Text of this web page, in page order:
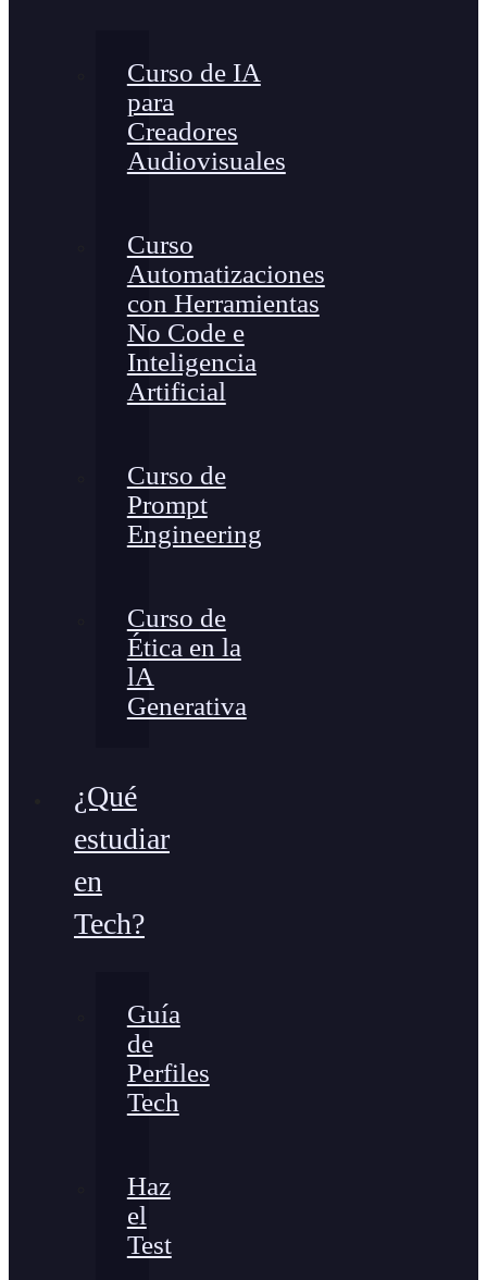
Curso de IA
para
Creadores
Audiovisuales
Curso
Automatizaciones
con Herramientas
No Code e
Inteligencia
Artificial
Curso de
Prompt
Engineering
Curso de
Ética en la
lA
Generativa
¿Qué
estudiar
en
Tech?
Guía
de
Perfiles
Tech
Haz
el
Test